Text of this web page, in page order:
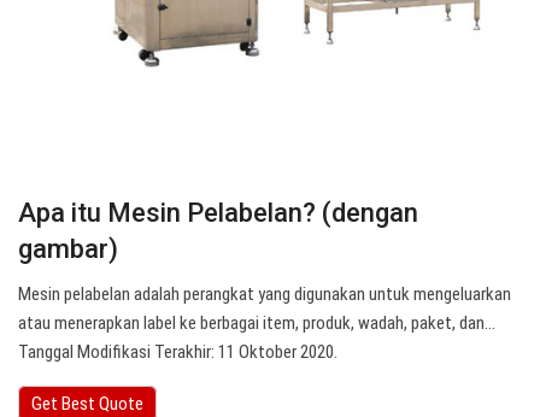
Apa itu Mesin Pelabelan? (dengan
gambar)
Mesin pelabelan adalah perangkat yang digunakan untuk mengeluarkan
atau menerapkan label ke berbagai item, produk, wadah, paket, dan…
Tanggal Modifikasi Terakhir: 11 Oktober 2020.
Get Best Quote